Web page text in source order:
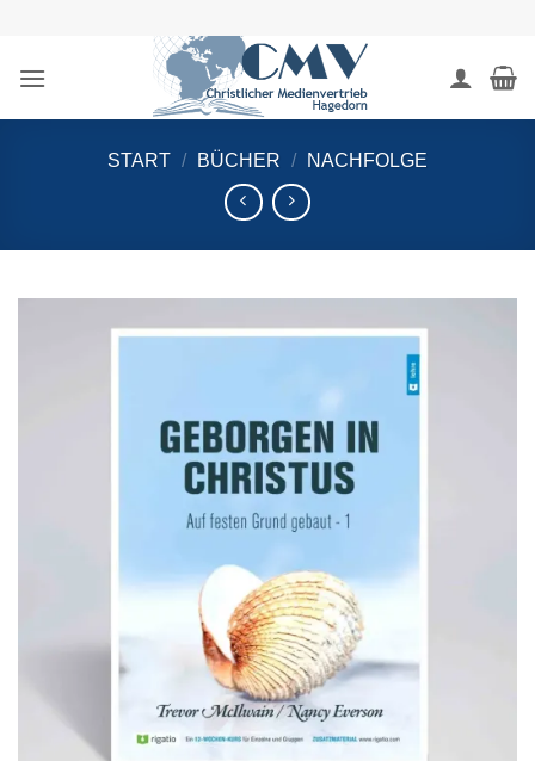
springen
START / BÜCHER / NACHFOLGE